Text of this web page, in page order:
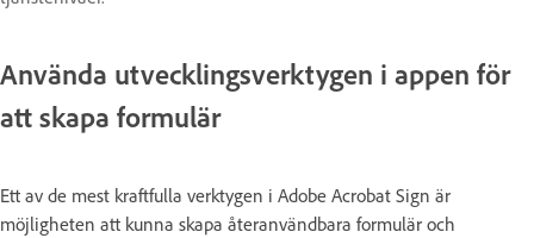
Använda utvecklingsverktygen i appen för
att skapa formulär
Ett av de mest kraftfulla verktygen i Adobe Acrobat Sign är
möjligheten att kunna skapa återanvändbara formulär och